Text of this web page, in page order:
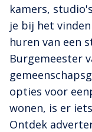
kamers,
je bij het
huren van een
Burgemeester
opties voor
wonen, is er
Ontdek